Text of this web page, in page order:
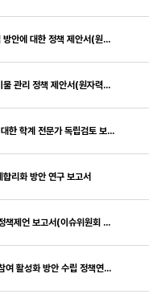
리스크정보활용·성능기반 규제체계 도입 방안에 대한 정책 제안서(원자력이슈위원회 규제개선소위원회, 2025.11)
국민 안전과 미래세대를 위한 방사성폐기물 관리 정책 제안서(원자력이슈위원회 규제개선소위원회, 2025.06)
경수형 SMR 인간공학 심사지침(안)에 대한 학계 전문가 독립검토 보고서
리화 방안 연구 보고서
핵연료 주기기술 현안 진단과 해결방안 정책제언 보고서(이슈위원회 핵연료전문위원회,250410)
혁신형 SMR 사업화 추진 전략 및 민간참여 활성화 방안 수립 정책연구과제 최종보고서